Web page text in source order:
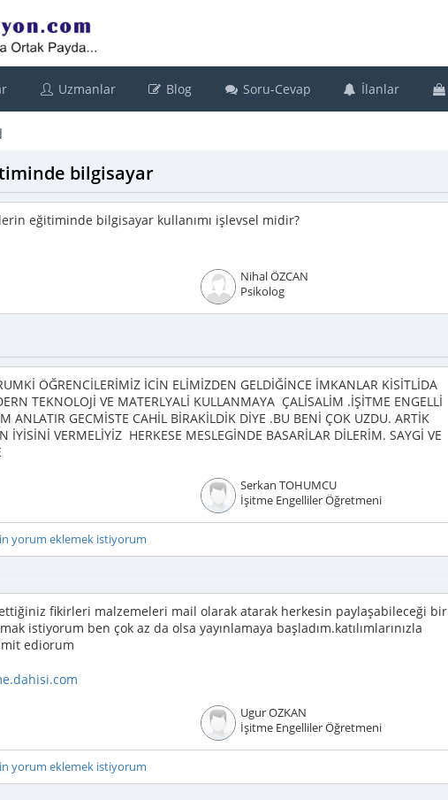
Uzmanlar Blog Soru-Cevap İlanlar
bilgisayar
eğitiminde bilgisayar kullanımı işlevsel midir?
Nihal ÖZCAN
Psikolog
ÖĞRENCİLERİMİZ İCİN ELİMİZDEN GELDİĞİNCE İMKANLAR KİSİTLİDA
TEKNOLOJİ VE MATERLYALİ KULLANMAYA ÇALİSALİM .İŞİTME ENGELLİ
ANLATIR GECMİSTE CAHİL BİRAKİLDİK DİYE .BU BENİ ÇOK UZDU. ARTİK
İYİSİNİ VERMELİYİZ HERKESE MESLEGİNDE BASARİLAR DİLERİM. SAYGİ VE
Serkan TOHUMCU
İşitme Engelliler Öğretmeni
yorum eklemek istiyorum
fikirleri malzemeleri mail olarak atarak herkesin paylaşabileceği bir
istiyorum ben çok az da olsa yayınlamaya başladım.katılımlarınızla
ediorum
Ugur OZKAN
İşitme Engelliler Öğretmeni
yorum eklemek istiyorum